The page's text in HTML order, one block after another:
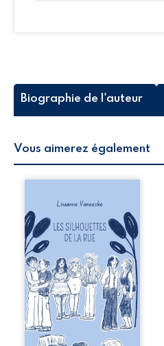
Biographie de l'auteur
Vous aimerez également
la rue donne la
parole à six
personnages
ordinaires,
traversés par des
pensées, des
émotions et des
silences qui
pourraient
appartenir à
chacun de nous. À
travers leurs